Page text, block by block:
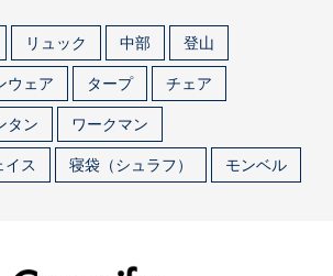
リュック 中部
登山
ウェア タープ
チェア
タン
ワークマン
ス
寝袋（シュラフ） モンベル